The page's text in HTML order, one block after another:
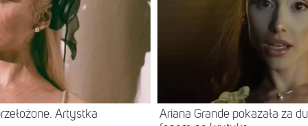
Artystka
Ariana Grande pokazała za